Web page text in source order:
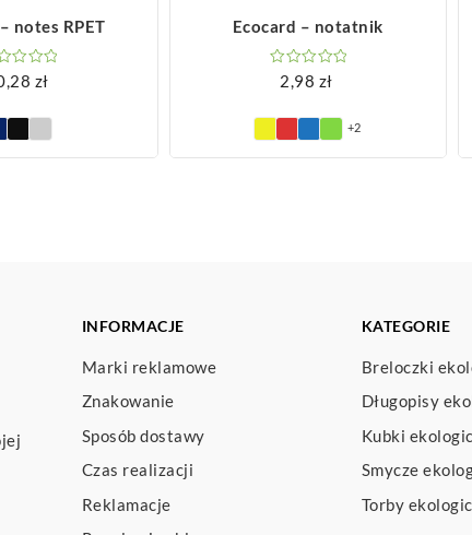
notes RPET
zł
Ecocard – notatnik
2,98 zł
+2
INFORMACJE
Marki reklamowe
Znakowanie
Sposób dostawy
Czas realizacji
Reklamacje
KATEGORIE
Breloczki
Długopisy
Kubki
Smycze
Torby